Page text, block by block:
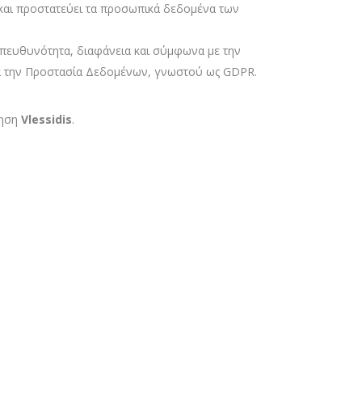
προστατεύει τα προσωπικά δεδομένα των
διαφάνεια και σύμφωνα με την
Προστασία Δεδομένων, γνωστού ως GDPR.
Vlessidis.